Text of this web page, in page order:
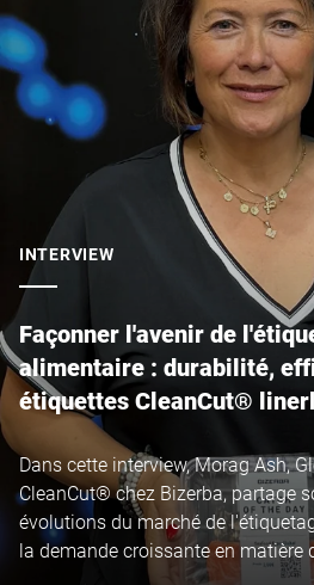
Code postal *
Ville *
Je confirme par la présente que
données pour traiter cette demande
peuvent être trouvées dans le
INTERVIEW
Façonner l'avenir de
alimentaire : durabilité,
étiquettes CleanCut®
Dans cette interview, Morag Ash,
CleanCut® chez Bizerba, partage
évolutions du marché de
la demande croissante en matière
durables et de technologies